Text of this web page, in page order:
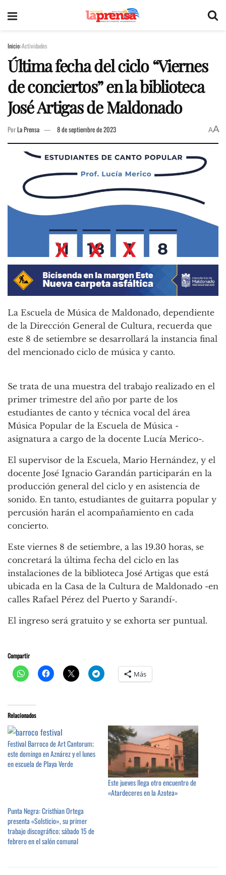
Inicio Actividades
Última fecha del ciclo “Viernes
de conciertos” en la biblioteca
José Artigas de Maldonado
PorLa Prensa 8 de septiembre de 2023 AA
La Escuela de Música de Maldonado, dependiente
de la Dirección General de Cultura, recuerda que
este 8 de setiembre se desarrollará la instancia final
del mencionado ciclo de música y canto.
Se trata de una muestra del trabajo realizado en el
primer trimestre del año por parte de los
estudiantes de canto y técnica vocal del área
Música Popular de la Escuela de Música -
asignatura a cargo de la docente Lucía Merico-.
El supervisor de la Escuela, Mario Hernández, y el
docente José Ignacio Garandán participarán en la
producción general del ciclo y en asistencia de
sonido. En tanto, estudiantes de guitarra popular y
percusión harán el acompañamiento en cada
concierto.
Este viernes 8 de setiembre, a las 19.30 horas, se
concretará la última fecha del ciclo en las
instalaciones de la biblioteca José Artigas que está
ubicada en la Casa de la Cultura de Maldonado -en
calles Rafael Pérez del Puerto y Sarandí-.
El ingreso será gratuito y se exhorta ser puntual.
Compartir
Más
Relacionados
Festival Barroco de Art Cantorum;
este domingo en Aznárez y el lunes
en escuela de Playa Verde
Este jueves llega otro encuentro de
«Atardeceres en la Azotea»
Punta Negra: Cristhian Ortega
presenta «Solsticio», su primer
trabajo discográfico; sábado 15 de
febrero en el salón comunal